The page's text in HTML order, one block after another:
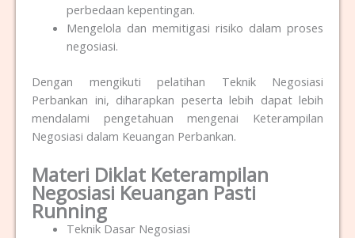
perbedaan kepentingan.
Mengelola dan memitigasi risiko dalam proses
negosiasi.
Dengan mengikuti pelatihan Teknik Negosiasi
Perbankan ini, diharapkan peserta lebih dapat lebih
mendalami pengetahuan mengenai Keterampilan
Negosiasi dalam Keuangan Perbankan.
Materi Diklat Keterampilan
Negosiasi Keuangan Pasti
Running
Teknik Dasar Negosiasi